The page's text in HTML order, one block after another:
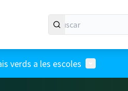
verds a les escoles Menú de